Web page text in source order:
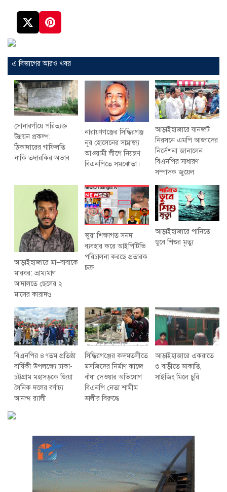
এ বিভাগের আরও খবর
সোনারগাঁয়ে পরিত্যক্ত
উন্নয়ন প্রকল্প:
ঠিকাদারের গাফিলতি
নাকি তদারকির অভাব
নারায়ণগঞ্জের সিদ্ধিরগঞ্জ
নূর হোসেনের সাম্রাজ্য
আওয়ামী লীগে নিয়ন্ত্রণ
বিএনপিতে সমঝোতা।
আড়াইহাজারে যানজট
নিরসনে এমপি আজাদের
নির্দেশনা জানালেন
বিএনপির সাধারণ
সম্পাদক জুয়েল
আড়াইহাজারে মা–বাবাকে
মারধর: ভ্রাম্যমাণ
আদালতে ছেলের ২
মাসের কারাদণ্ড
ভুয়া শিক্ষাগত সনদ
ব্যবহার করে আইপিটিভি
পরিচালনা করছে প্রতারক
চক্র
আড়াইহাজারে পানিতে
ডুবে শিশুর মৃত্যু
বিএনপির ৪৭তম প্রতিষ্ঠা
বার্ষিকী উপলক্ষ্যে ঢাকা-
চট্টগ্রাম মহাসড়কে জিয়া
সৈনিক দলের বর্ণাঢ্য
আনন্দ র‌্যালী
সিদ্ধিরগঞ্জের কদমতলীতে
মসজিদের নির্মাণ কাজে
বাঁধা দেওয়ার অভিযোগ
বিএনপি নেতা শামীম
ডালীর বিরুদ্ধে
আড়াইহাজারে একরাতে
৩ বাড়ীতে ডাকাতি,
সাইজিং মিলে চুরি